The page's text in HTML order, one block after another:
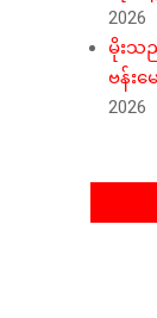
2026
မိုးသ
ဗန်း
2026